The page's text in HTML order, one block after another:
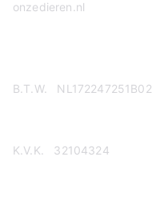
onzedieren.nl
B.T.W. NL172247251B02
K.V.K. 32104324